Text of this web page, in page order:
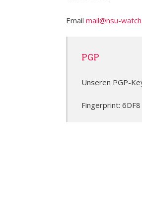
Email mail@nsu-
PGP
Unseren PGP-
Fingerprint: